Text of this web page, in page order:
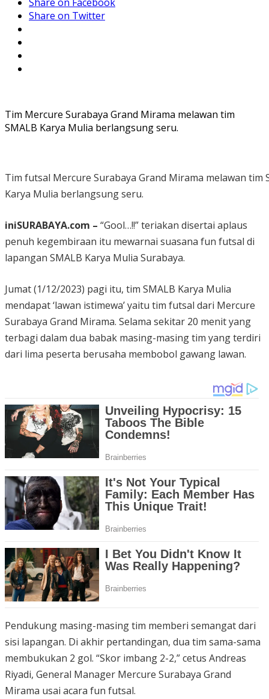
Share on Facebook
Share on Twitter
Tim Mercure Surabaya Grand Mirama melawan tim
SMALB Karya Mulia berlangsung seru.
Tim futsal Mercure Surabaya Grand Mirama melawan tim
Karya Mulia berlangsung seru.
iniSURABAYA.com – “Gool…!!” teriakan disertai aplaus
penuh kegembiraan itu mewarnai suasana fun futsal di
lapangan SMALB Karya Mulia Surabaya.
Jumat (1/12/2023) pagi itu, tim SMALB Karya Mulia
mendapat ‘lawan istimewa’ yaitu tim futsal dari Mercure
Surabaya Grand Mirama. Selama sekitar 20 menit yang
terbagi dalam dua babak masing-masing tim yang terdiri
dari lima peserta berusaha membobol gawang lawan.
Pendukung masing-masing tim memberi semangat dari
sisi lapangan. Di akhir pertandingan, dua tim sama-sama
membukukan 2 gol. “Skor imbang 2-2,” cetus Andreas
Riyadi, General Manager Mercure Surabaya Grand
Mirama usai acara fun futsal.